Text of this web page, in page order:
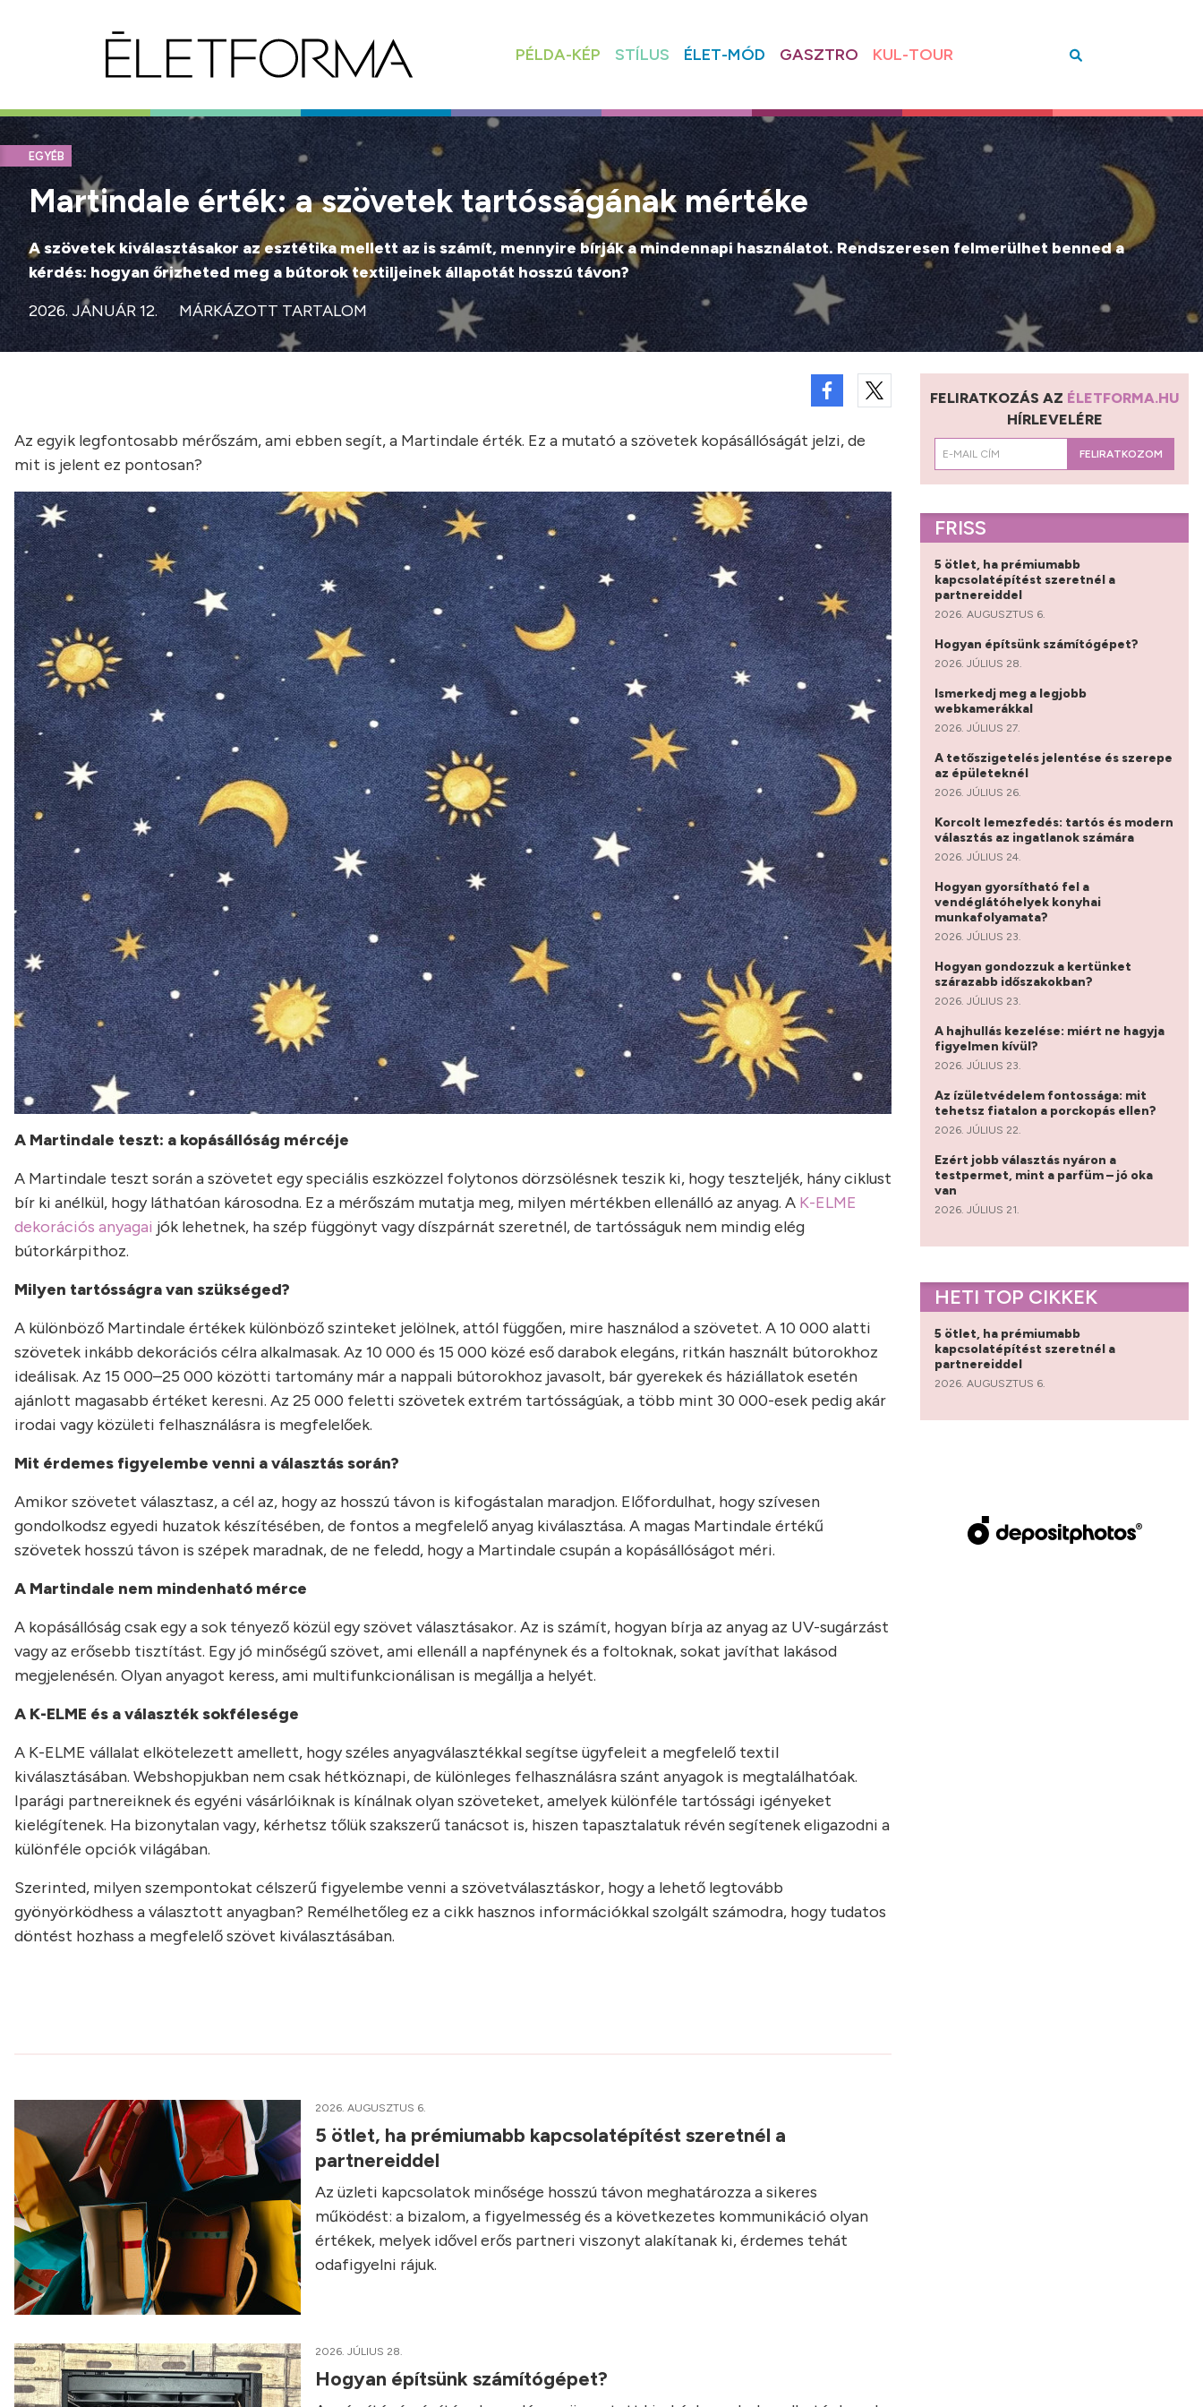
PÉLDA-KÉP STÍLUS ÉLET-MÓD GASZTRO KUL-TOUR
EGYÉB
Martindale érték: a szövetek tartósságának mértéke
A szövetek kiválasztásakor az esztétika mellett az is számít, mennyire bírják a mindennapi használatot. Rendszeresen felmerülhet benned a
kérdés: hogyan őrizheted meg a bútorok textiljeinek állapotát hosszú távon?
2026. JANUÁR 12.
MÁRKÁZOTT TARTALOM
Az egyik legfontosabb mérőszám, ami ebben segít, a Martindale érték. Ez a mutató a szövetek kopásállóságát jelzi, de
mit is jelent ez pontosan?
A Martindale teszt: a kopásállóság mércéje
A Martindale teszt során a szövetet egy speciális eszközzel folytonos dörzsölésnek teszik ki, hogy teszteljék, hány ciklust
bír ki anélkül, hogy láthatóan károsodna. Ez a mérőszám mutatja meg, milyen mértékben ellenálló az anyag. A K-ELME
dekorációs anyagai jók lehetnek, ha szép függönyt vagy díszpárnát szeretnél, de tartósságuk nem mindig elég
bútorkárpithoz.
Milyen tartósságra van szükséged?
A különböző Martindale értékek különböző szinteket jelölnek, attól függően, mire használod a szövetet. A 10 000 alatti
szövetek inkább dekorációs célra alkalmasak. Az 10 000 és 15 000 közé eső darabok elegáns, ritkán használt bútorokhoz
ideálisak. Az 15 000–25 000 közötti tartomány már a nappali bútorokhoz javasolt, bár gyerekek és háziállatok esetén
ajánlott magasabb értéket keresni. Az 25 000 feletti szövetek extrém tartósságúak, a több mint 30 000-esek pedig akár
irodai vagy közületi felhasználásra is megfelelőek.
Mit érdemes figyelembe venni a választás során?
Amikor szövetet választasz, a cél az, hogy az hosszú távon is kifogástalan maradjon. Előfordulhat, hogy szívesen
gondolkodsz egyedi huzatok készítésében, de fontos a megfelelő anyag kiválasztása. A magas Martindale értékű
szövetek hosszú távon is szépek maradnak, de ne feledd, hogy a Martindale csupán a kopásállóságot méri.
A Martindale nem mindenható mérce
A kopásállóság csak egy a sok tényező közül egy szövet választásakor. Az is számít, hogyan bírja az anyag az UV-sugárzást
vagy az erősebb tisztítást. Egy jó minőségű szövet, ami ellenáll a napfénynek és a foltoknak, sokat javíthat lakásod
megjelenésén. Olyan anyagot keress, ami multifunkcionálisan is megállja a helyét.
A K-ELME és a választék sokfélesége
A K-ELME vállalat elkötelezett amellett, hogy széles anyagválasztékkal segítse ügyfeleit a megfelelő textil
kiválasztásában. Webshopjukban nem csak hétköznapi, de különleges felhasználásra szánt anyagok is megtalálhatóak.
Iparági partnereiknek és egyéni vásárlóiknak is kínálnak olyan szöveteket, amelyek különféle tartóssági igényeket
kielégítenek. Ha bizonytalan vagy, kérhetsz tőlük szakszerű tanácsot is, hiszen tapasztalatuk révén segítenek eligazodni a
különféle opciók világában.
Szerinted, milyen szempontokat célszerű figyelembe venni a szövetválasztáskor, hogy a lehető legtovább
gyönyörködhess a választott anyagban? Remélhetőleg ez a cikk hasznos információkkal szolgált számodra, hogy tudatos
döntést hozhass a megfelelő szövet kiválasztásában.
2026. AUGUSZTUS 6.
5 ötlet, ha prémiumabb kapcsolatépítést szeretnél a
partnereiddel
Az üzleti kapcsolatok minősége hosszú távon meghatározza a sikeres
működést: a bizalom, a figyelmesség és a következetes kommunikáció olyan
értékek, melyek idővel erős partneri viszonyt alakítanak ki, érdemes tehát
odafigyelni rájuk.
2026. JÚLIUS 28.
Hogyan építsünk számítógépet?
FELIRATKOZÁS AZ ÉLETFORMA.HU
HÍRLEVELÉRE
FELIRATKOZOM
FRISS
5 ötlet, ha prémiumabb
kapcsolatépítést szeretnél a
partnereiddel
2026. AUGUSZTUS 6.
Hogyan építsünk számítógépet?
2026. JÚLIUS 28.
Ismerkedj meg a legjobb
webkamerákkal
2026. JÚLIUS 27.
A tetőszigetelés jelentése és szerepe
az épületeknél
2026. JÚLIUS 26.
Korcolt lemezfedés: tartós és modern
választás az ingatlanok számára
2026. JÚLIUS 24.
Hogyan gyorsítható fel a
vendéglátóhelyek konyhai
munkafolyamata?
2026. JÚLIUS 23.
Hogyan gondozzuk a kertünket
szárazabb időszakokban?
2026. JÚLIUS 23.
A hajhullás kezelése: miért ne hagyja
figyelmen kívül?
2026. JÚLIUS 23.
Az ízületvédelem fontossága: mit
tehetsz fiatalon a porckopás ellen?
2026. JÚLIUS 22.
Ezért jobb választás nyáron a
testpermet, mint a parfüm – jó oka
van
2026. JÚLIUS 21.
HETI TOP CIKKEK
5 ötlet, ha prémiumabb
kapcsolatépítést szeretnél a
partnereiddel
2026. AUGUSZTUS 6.